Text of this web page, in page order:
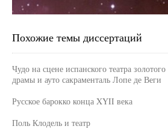
Похожие темы диссертаций
Чудо на сцене испанского театра
драмы и ауто сакраменталь Лопе де Веги
Русское барокко конца XYII века
Поль Клодель и театр